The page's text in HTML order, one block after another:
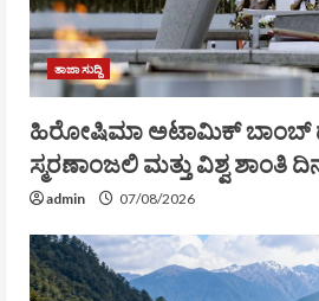
ತಾಜಾ ಸುದ್ದಿ
ಹಿರೋಷಿಮಾ ಅಟಾಮಿಕ್ ಬಾಂಬ್
ಸ್ಮರಣಾಂಜಲಿ ಮತ್ತು ವಿಶ್ವ ಶಾಂತಿ
admin 07/08/2026